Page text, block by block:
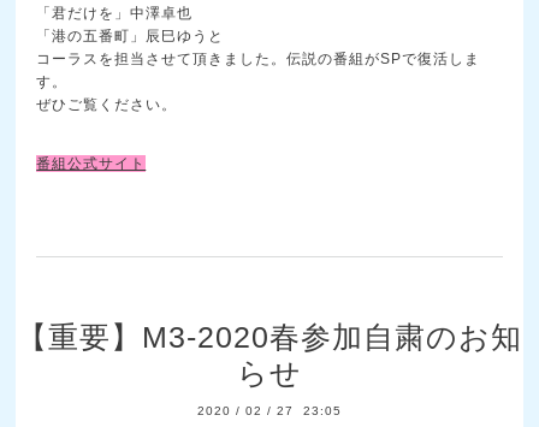
「君だけを」中澤卓也
「港の五番町」辰巳ゆうと
コーラスを担当させて頂きました。伝説の番組がSPで復活しま
す。
ぜひご覧ください。
番組公式サイト
【重要】M3-2020春参加自粛のお知
らせ
2020 / 02 / 27 23:05